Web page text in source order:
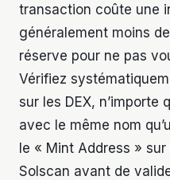
transaction coûte une
généralement moins
réserve pour ne pas
Vérifiez
sur les DEX, n’importe
avec le même nom
le « Mint Address »
Solscan avant de